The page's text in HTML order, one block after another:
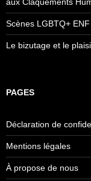
Scènes LGBTQ+
Le bizutage et le
PAGES
Déclaration de
Mentions légales
À propose de nous